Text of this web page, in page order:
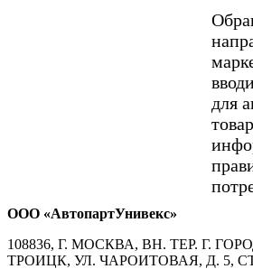
для
ООО «АвтопартУнивекс»
108836, Г. МОСКВА, ВН. ТЕР. Г.
ТРОИЦК, УЛ. ЧАРОИТОВАЯ, Д. 5,